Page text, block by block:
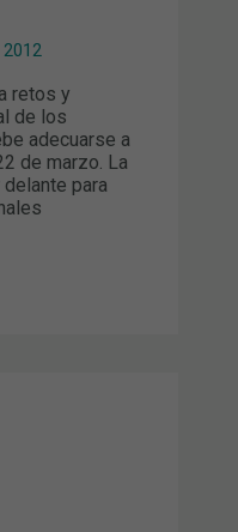
2012
retos y
de los
adecuarse a
de marzo. La
para